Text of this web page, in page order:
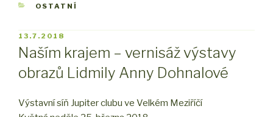
RUBRIKY
OSTATNÍ
PUBLIKOVÁNO
13.7.2018
Naším krajem – vernisáž výstavy
obrazů Lidmily Anny Dohnalové
Výstavní síň Jupiter clubu ve Velkém Meziříčí